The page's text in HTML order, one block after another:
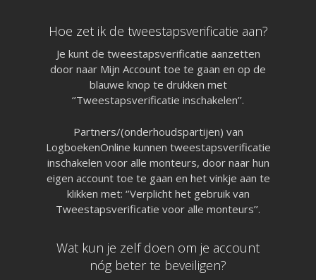
Hoe zet ik de tweestapsverificatie aan?
Je kunt de tweestapsverificatie aanzetten
door naar Mijn Account toe te gaan en op de
blauwe knop te drukken met
‘’Tweestapsverificatie inschakelen’’.
Partners/(onderhoudspartijen) van
LogboekenOnline kunnen tweestapsverificatie
inschakelen voor alle monteurs, door naar hun
eigen account toe te gaan en het vinkje aan te
klikken met: ‘’Verplicht het gebruik van
Tweestapsverificatie voor alle monteurs’’.
Wat kun je zelf doen om je account
nóg beter te beveiligen?